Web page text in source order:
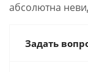
абсолютна
Задать